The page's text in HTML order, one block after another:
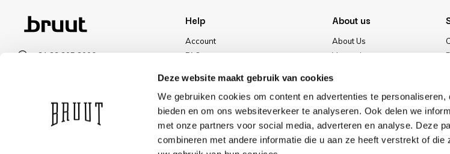
Deze website maakt gebruik van cookies
We gebruiken cookies om content en advertenties te
bieden en om ons websiteverkeer te analyseren. Ook delen we
met onze partners voor social media, adverteren en analyse. Deze
combineren met andere informatie die u aan ze heeft verstrekt of die
+31 23 205 2006
VIEW OPENING HOURS
Help
Account
FAQ
Payment Methods
Shipping
Discount
About us
About Us
Vacancies
Our store